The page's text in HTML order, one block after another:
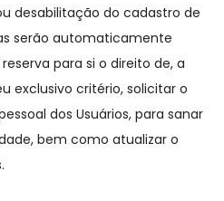
desabilitação do cadastro de
serão automaticamente
para si o direito de, a
exclusivo critério, solicitar o
dos Usuários, para sanar
bem como atualizar o